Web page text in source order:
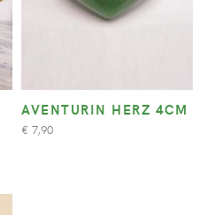
AVENTURIN HERZ 4CM
€ 7,90